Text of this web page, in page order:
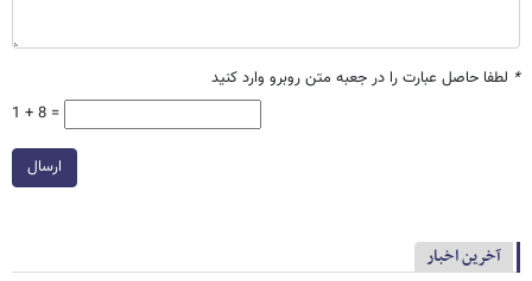
* لطفا حاصل عبارت را در جعبه متن روبرو وارد کنید
1 + 8 =
ارسال
آخرین اخبار